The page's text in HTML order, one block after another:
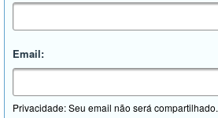
Email:
Privacidade: Seu email não será compartilhado.